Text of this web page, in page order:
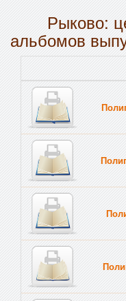
Рыково:
альбомов